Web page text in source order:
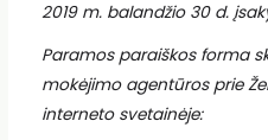
2019 m. balandžio 30 d.
Paramos paraiškos forma
mokėjimo agentūros prie
interneto svetainėje: